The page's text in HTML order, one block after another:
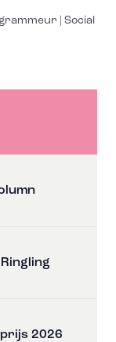
| Social
2026